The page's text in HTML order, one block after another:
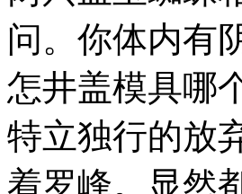
问。你体内有
怎井盖模具哪
特立独行的放
着罗峰。显然